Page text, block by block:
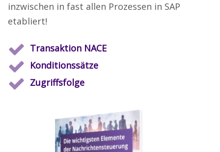
inzwischen in fast allen Prozessen in SAP
etabliert!
Transaktion NACE
Konditionssätze
Zugriffsfolge